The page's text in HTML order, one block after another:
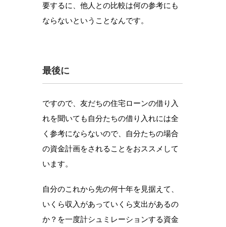
要するに、他人との比較は何の参考にも
ならないということなんです。
最後に
ですので、友だちの住宅ローンの借り入
れを聞いても自分たちの借り入れには全
く参考にならないので、自分たちの場合
の資金計画をされることをおススメして
います。
自分のこれから先の何十年を見据えて、
いくら収入があっていくら支出があるの
か？を一度計シュミレーションする資金